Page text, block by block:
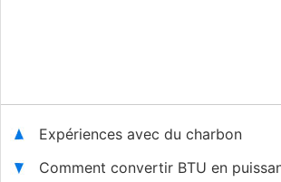
Expériences avec du charbon
Comment convertir BTU en